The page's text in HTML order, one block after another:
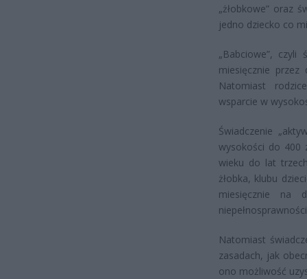
„żłobkowe” oraz
jedno dziecko co
„Babciowe”, czyli
miesięcznie
Natomiast
wsparcie w
Świadczenie
wysokości do 400
wieku do lat
żłobka, klubu
miesięcznie na
Natomiast
zasadach, jak
ono możliwość